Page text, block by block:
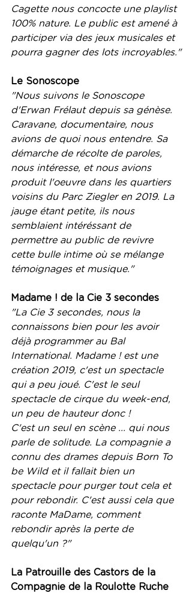
Cagette nous concocte une playlist
100% nature. Le public est amené à
participer via des jeux musicales et
pourra gagner des lots incroyables."
Le Sonoscope
"Nous suivons le Sonoscope
d'Erwan Frélaut depuis sa génèse.
Caravane, documentaire, nous
avions de quoi nous entendre. Sa
démarche de récolte de paroles,
nous intéresse, et nous avions
produit l'oeuvre dans les quartiers
voisins du Parc Ziegler en 2019. La
jauge étant petite, ils nous
semblaient intéréssant de
permettre au public de revivre
cette bulle intime où se mélange
témoignages et musique."
Madame ! de la Cie 3 secondes
"La Cie 3 secondes, nous la
connaissons bien pour les avoir
déjà programmer au Bal
International. Madame ! est une
création 2019, c'est un spectacle
qui a peu joué. C'est le seul
spectacle de cirque du week-end,
un peu de hauteur donc !
C'est un seul en scène ... qui nous
parle de solitude. La compagnie a
connu des drames depuis Born To
be Wild et il fallait bien un
spectacle pour purger tout cela et
pour rebondir. C'est aussi cela que
raconte MaDame, comment
rebondir après la perte de
quelqu'un ?"
La Patrouille des Castors de la
Compagnie de la Roulotte Ruche